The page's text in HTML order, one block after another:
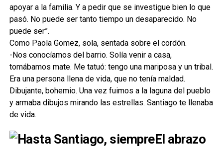
apoyar a la familia. Y a pedir que se investigue bien lo que
pasó. No puede ser tanto tiempo un desaparecido. No
puede ser”.
Como Paola Gomez, sola, sentada sobre el cordón.
-Nos conocíamos del barrio. Solía venir a casa,
tomábamos mate. Me tatuó: tengo una mariposa y un tribal.
Era una persona llena de vida, que no tenía maldad.
Dibujante, bohemio. Una vez fuimos a la laguna del pueblo
y armaba dibujos mirando las estrellas. Santiago te llenaba
de vida.
El abrazo